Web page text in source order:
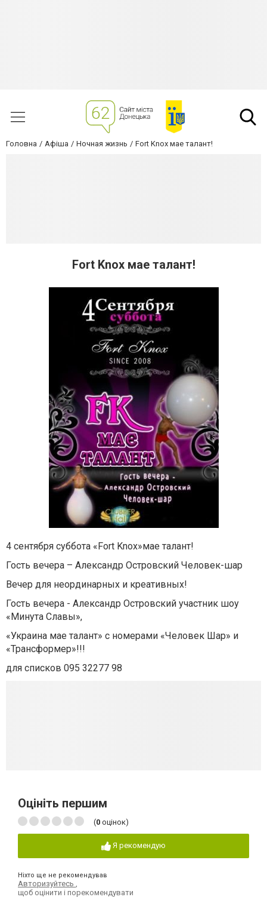
Головна Афіша Ночная жизнь Fort Knox мае талант!
Fort Knox мае талант!
4 сентября суббота «Fort Knox»мае талант!
Гость вечера – Александр Островский Человек-шар
Вечер для неординарных и креативных!
Гость вечера - Александр Островский участник шоу
«Минута Славы»,
«Украина мае талант» с номерами «Человек Шар» и
«Трансформер»!!!
для списков 095 32277 98
Оцініть першим
(0 оцінок)
Я рекомендую
Ніхто ще не рекомендував
Авторизуйтесь
щоб оцінити і порекомендувати